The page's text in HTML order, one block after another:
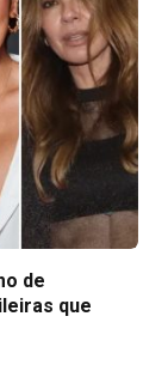
de
que